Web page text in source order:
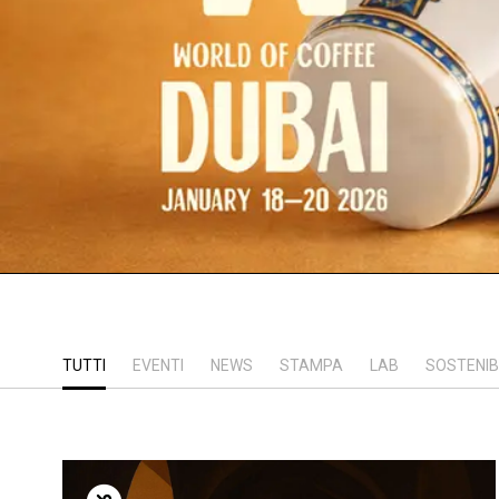
TUTTI EVENTI NEWS STAMPA LAB